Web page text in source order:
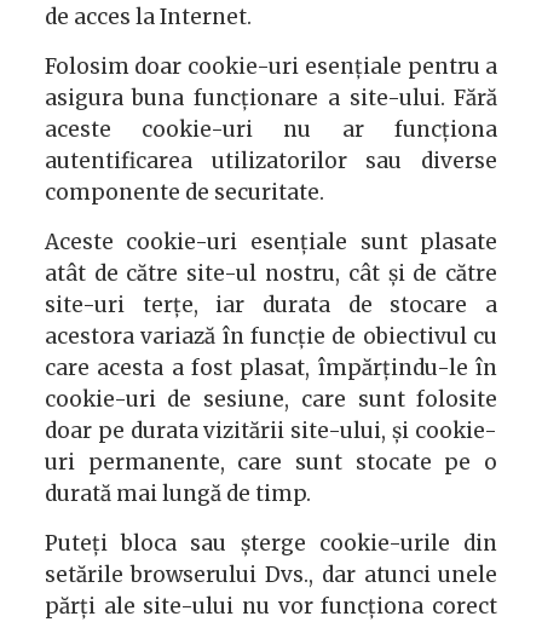
de acces la Internet.
Folosim doar cookie-uri esențiale pentru a
asigura buna funcționare a site-ului. Fără
aceste cookie-uri nu ar funcționa
autentificarea utilizatorilor sau diverse
componente de securitate.
Aceste cookie-uri esențiale sunt plasate
atât de către site-ul nostru, cât și de către
site-uri terțe, iar durata de stocare a
acestora variază în funcție de obiectivul cu
care acesta a fost plasat, împărțindu-le în
cookie-uri de sesiune, care sunt folosite
doar pe durata vizitării site-ului, și cookie-
uri permanente, care sunt stocate pe o
durată mai lungă de timp.
Puteți bloca sau șterge cookie-urile din
setările browserului Dvs., dar atunci unele
părți ale site-ului nu vor funcționa corect